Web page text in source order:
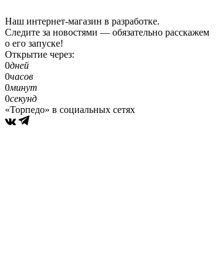
Наш интернет-магазин в разработке.
Следите за новостями — обязательно расскажем
о его запуске!
Открытие через:
0дней
0часов
0минут
0секунд
«Торпедо» в социальных сетях